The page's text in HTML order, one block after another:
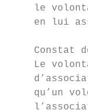
le
en lui
Constat
Le
qu’un